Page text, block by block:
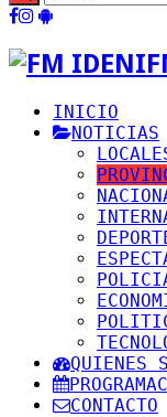
INICIO
NOTICIAS
QUIENES
CONTACTO